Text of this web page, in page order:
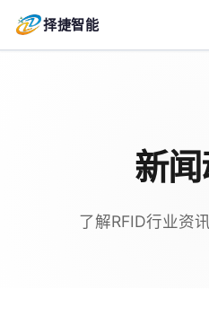
择捷智能
新
了解RFID行业资